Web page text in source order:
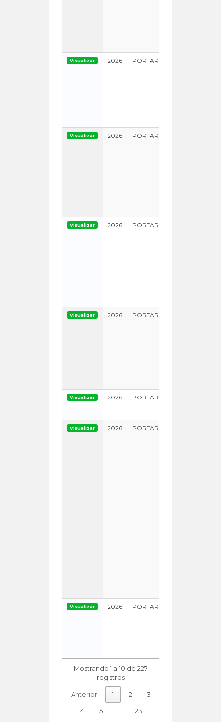
Visualizar 2026 PORTARIA
Visualizar 2026 PORTARIA
Visualizar 2026 PORTARIA
Visualizar 2026 PORTARIA
Visualizar 2026 PORTARIA
Visualizar 2026 PORTARIA
Visualizar 2026 PORTARIA
Mostrando 1 a 10 de 227
registros
Anterior 1 2 3
4 5 23